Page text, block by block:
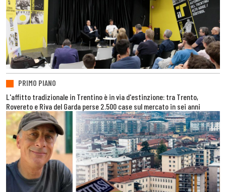
PRIMO PIANO
L'affitto tradizionale in Trentino è in via d'estinzione: tra Trento,
Rovereto e Riva del Garda perse 2.500 case sul mercato in sei anni